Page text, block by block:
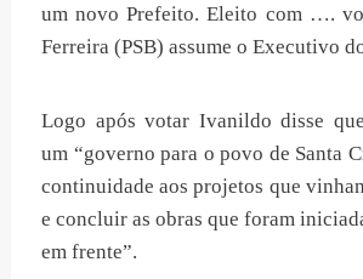
um novo Prefeito. Eleito com ….
Ferreira (PSB) assume o Executivo
Logo após votar Ivanildo disse
um “governo para o povo de Santa
continuidade aos projetos que
e concluir as obras que foram
em frente”.